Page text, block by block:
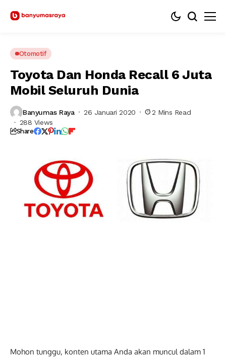
Otomotif
Toyota Dan Honda Recall 6 Juta
Mobil Seluruh Dunia
Banyumas Raya 26 Januari 2020
2 Mins Read
288 Views
Share
Mohon tunggu, konten utama Anda akan muncul dalam 0